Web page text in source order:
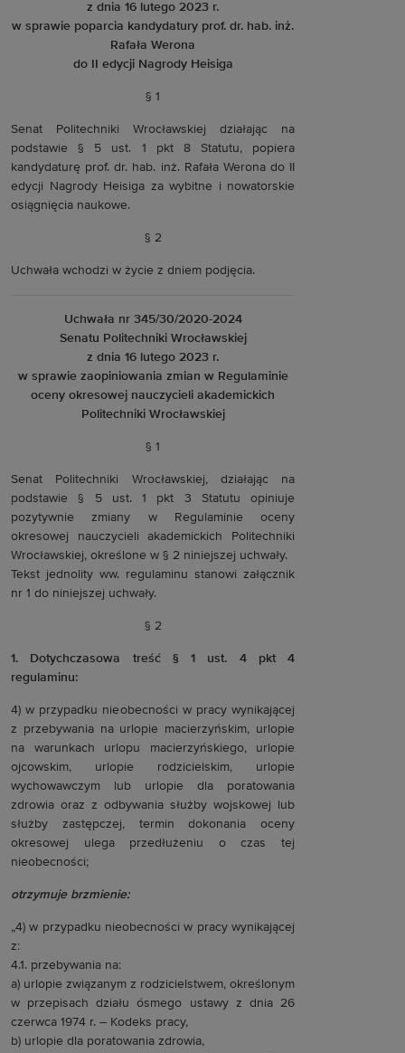
z dnia 16 lutego 2023 r.
w sprawie poparcia kandydatury prof. dr. hab. inż.
Rafała Werona
do II edycji Nagrody Heisiga
§ 1
Senat Politechniki Wrocławskiej działając na
podstawie § 5 ust. 1 pkt 8 Statutu, popiera
kandydaturę prof. dr. hab. inż. Rafała Werona do II
edycji Nagrody Heisiga za wybitne i nowatorskie
osiągnięcia naukowe.
§ 2
Uchwała wchodzi w życie z dniem podjęcia.
Uchwała nr 345/30/2020-2024
Senatu Politechniki Wrocławskiej
z dnia 16 lutego 2023 r.
w sprawie zaopiniowania zmian w Regulaminie
oceny okresowej nauczycieli akademickich
Politechniki Wrocławskiej
§ 1
Senat Politechniki Wrocławskiej, działając na
podstawie § 5 ust. 1 pkt 3 Statutu opiniuje
pozytywnie zmiany w Regulaminie oceny
okresowej nauczycieli akademickich Politechniki
Wrocławskiej, określone w § 2 niniejszej uchwały.
Tekst jednolity ww. regulaminu stanowi załącznik
nr 1 do niniejszej uchwały.
§ 2
1. Dotychczasowa treść § 1 ust. 4 pkt 4
regulaminu:
4) w przypadku nieobecności w pracy wynikającej
z przebywania na urlopie macierzyńskim, urlopie
na warunkach urlopu macierzyńskiego, urlopie
ojcowskim, urlopie rodzicielskim, urlopie
wychowawczym lub urlopie dla poratowania
zdrowia oraz z odbywania służby wojskowej lub
służby zastępczej, termin dokonania oceny
okresowej ulega przedłużeniu o czas tej
nieobecności;
otrzymuje brzmienie:
„4) w przypadku nieobecności w pracy wynikającej
z:
4.1. przebywania na:
a) urlopie związanym z rodzicielstwem, określonym
w przepisach działu ósmego ustawy z dnia 26
czerwca 1974 r. – Kodeks pracy,
b) urlopie dla poratowania zdrowia,